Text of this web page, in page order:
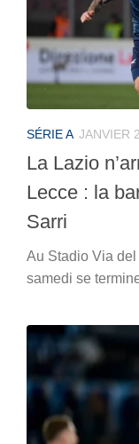
SÉRIE A JANVIER
La Lazio
Lecce : la
Sarri
Au Stadio Via del
samedi se